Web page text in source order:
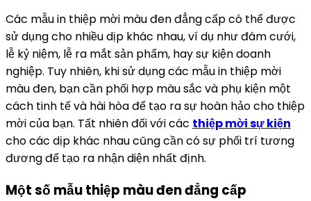
Các mẫu in thiệp mời màu đen đẳng cấp có thể được
sử dụng cho nhiều dịp khác nhau, ví dụ như đám cưới,
lễ kỷ niệm, lễ ra mắt sản phẩm, hay sự kiện doanh
nghiệp. Tuy nhiên, khi sử dụng các mẫu in thiệp mời
màu đen, bạn cần phối hợp màu sắc và phụ kiện một
cách tinh tế và hài hòa để tạo ra sự hoàn hảo cho thiệp
mời của bạn. Tất nhiên đối với các thiệp mời sự kiện
cho các dịp khác nhau cũng cần có sự phối trí tương
đương để tạo ra nhận diện nhất định.
Một số mẫu thiệp màu đen đẳng cấp